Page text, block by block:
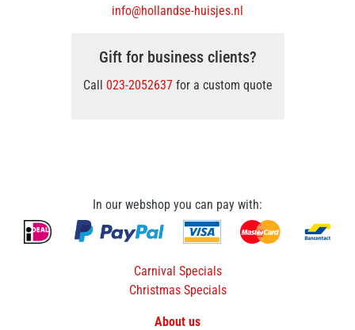
info@hollandse-huisjes.nl
Gift for business clients?
Call 023-2052637for a custom quote
In our webshop you can pay with:
Carnival Specials
Christmas Specials
About us